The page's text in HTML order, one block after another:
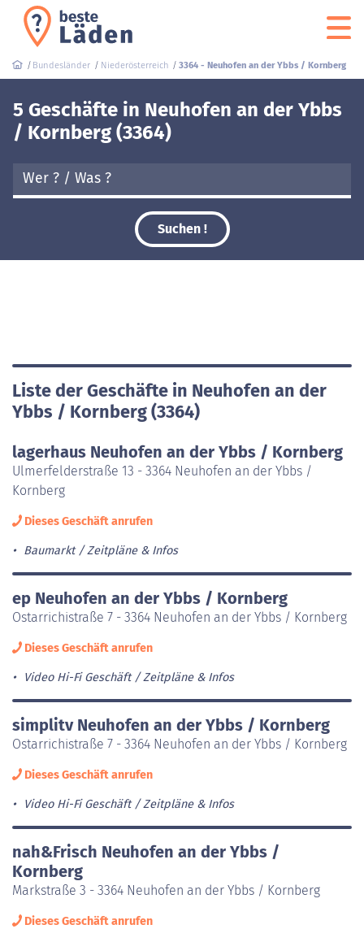
Bundesländer Niederösterreich 3364 - Neuhofen an der Ybbs / Kornberg
5 Geschäfte in Neuhofen an der Ybbs
/ Kornberg (3364)
Suchen !
Liste der Geschäfte in Neuhofen an der
Ybbs / Kornberg (3364)
lagerhaus Neuhofen an der Ybbs / Kornberg
Ulmerfelderstraße 13 - 3364 Neuhofen an der Ybbs /
Kornberg
Dieses Geschäft anrufen
Baumarkt Zeitpläne & Infos
ep Neuhofen an der Ybbs / Kornberg
Ostarrichistraße 7 - 3364 Neuhofen an der Ybbs / Kornberg
Dieses Geschäft anrufen
Video Hi-Fi Geschäft Zeitpläne & Infos
simplitv Neuhofen an der Ybbs / Kornberg
Ostarrichistraße 7 - 3364 Neuhofen an der Ybbs / Kornberg
Dieses Geschäft anrufen
Video Hi-Fi Geschäft Zeitpläne & Infos
nah&Frisch Neuhofen an der Ybbs /
Kornberg
Markstraße 3 - 3364 Neuhofen an der Ybbs / Kornberg
Dieses Geschäft anrufen